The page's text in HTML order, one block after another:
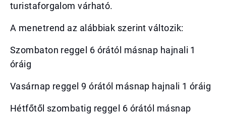
turistaforgalom várható.
A menetrend az alábbiak szerint változik:
Szombaton reggel 6 órától másnap hajnali 1
óráig
Vasárnap reggel 9 órától másnap hajnali 1 óráig
Hétfőtől szombatig reggel 6 órától másnap